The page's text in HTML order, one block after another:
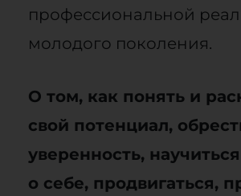
профессиональной
молодого поколения.
О том, как понять и
свой потенциал,
уверенность,
о себе, продвигаться,